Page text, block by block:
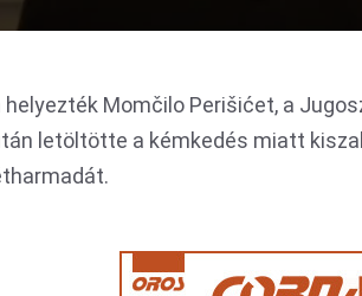
helyezték Momčilo Perišićet, a
letöltötte a kémkedés miatt